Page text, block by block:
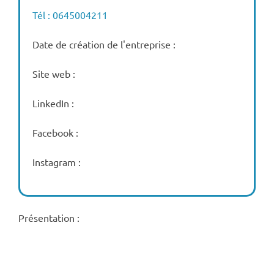
Tél : 0645004211
Date de création de l'entreprise :
Site web :
LinkedIn :
Facebook :
Instagram :
Présentation :